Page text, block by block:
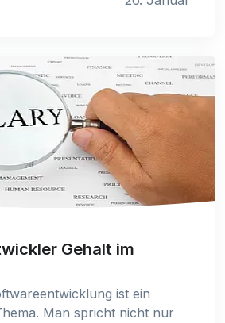
Gehalt im
ist ein
Man spricht nicht nur